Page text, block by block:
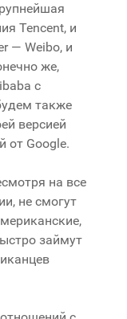
Tencent, и
— Weibo, и
же,
с
также
версией
от Google.
на все
не смогут
займут